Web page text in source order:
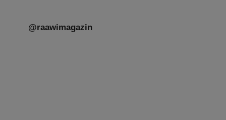
@raawimagazin